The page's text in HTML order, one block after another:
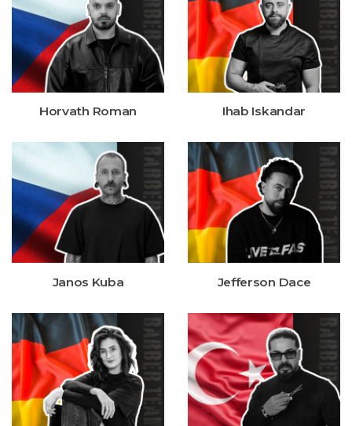
Horvath Roman Ihab Iskandar
Janos Kuba Jefferson Dace